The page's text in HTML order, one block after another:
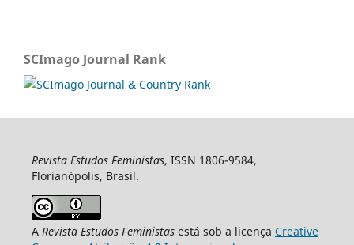
SCImago Journal Rank
Revista Estudos Feministas, ISSN 1806-9584,
Florianópolis, Brasil.
A Revista Estudos Feministasestá sob a licença Creative